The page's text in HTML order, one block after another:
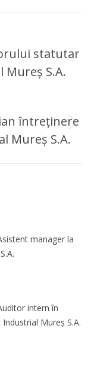
statutar
Mureș S.A.
întreținere
Mureș S.A.
manager la
intern în
Mureș S.A.